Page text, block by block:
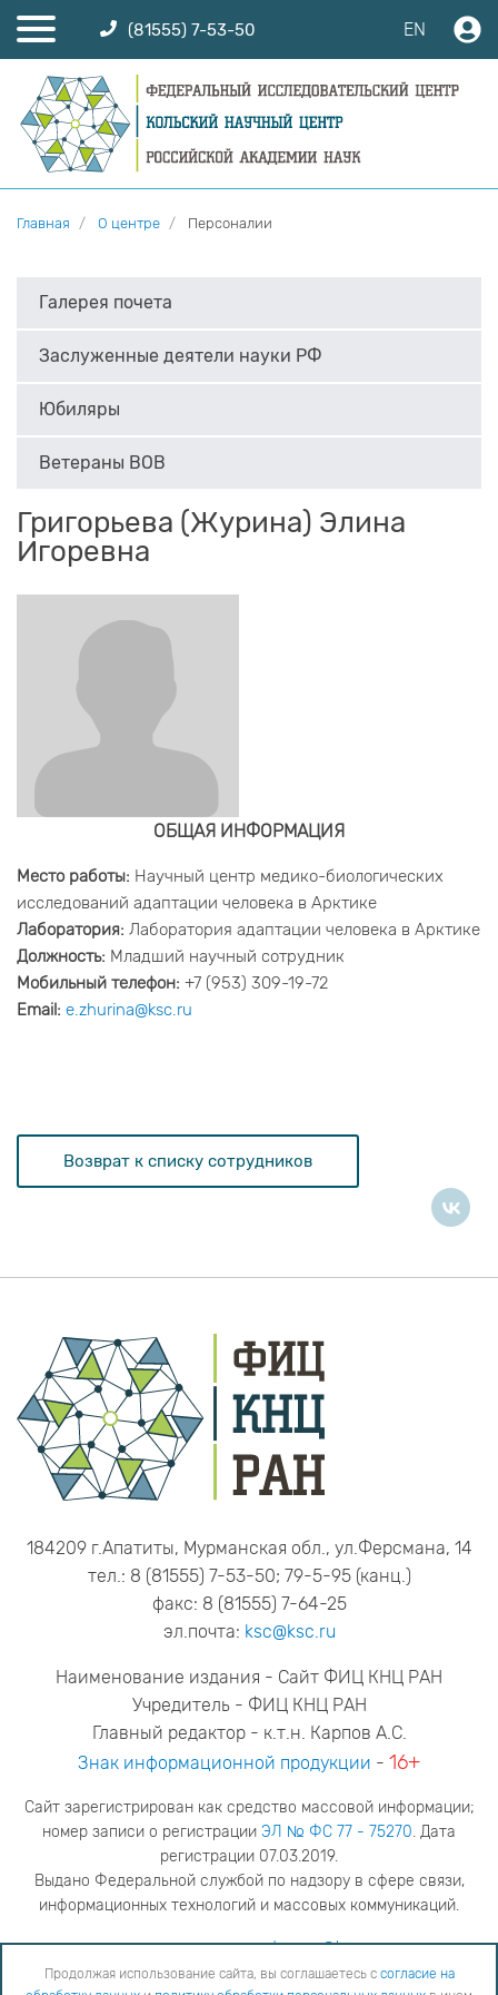
(81555) 7-53-50 EN
Главная О центре Персоналии
Галерея почета
Заслуженные деятели науки РФ
Юбиляры
Ветераны ВОВ
Григорьева (Журина) Элина
Игоревна
ОБЩАЯ ИНФОРМАЦИЯ
Место работы: Научный центр медико-биологических
исследований адаптации человека в Арктике
Лаборатория: Лаборатория адаптации человека в Арктике
Должность: Младший научный сотрудник
Мобильный телефон: +7 (953) 309-19-72
Email: e.zhurina@ksc.ru
Возврат к списку сотрудников
184209 г.Апатиты, Мурманская обл., ул.Ферсмана, 14
тел.: 8 (81555) 7-53-50; 79-5-95 (канц.)
факс: 8 (81555) 7-64-25
эл.почта: ksc@ksc.ru
Наименование издания - Сайт ФИЦ КНЦ РАН
Учредитель - ФИЦ КНЦ РАН
Главный редактор - к.т.н. Карпов А.С.
Знак информационной продукции - 16+
Сайт зарегистрирован как средство массовой информации;
номер записи о регистрации ЭЛ № ФС 77 - 75270. Дата
регистрации 07.03.2019.
Выдано Федеральной службой по надзору в сфере связи,
информационных технологий и массовых коммуникаций.
адрес редакцииya.stogova@ksc.ru
телефон редакции81555-79-516
Продолжая использование сайта, вы соглашаетесь с согласие на